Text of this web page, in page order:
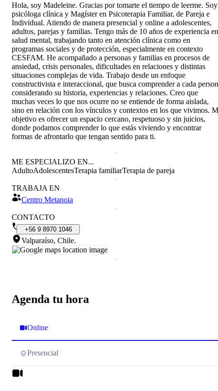
Agenda tu hora
Online
Presencial
Hola, soy Madeleine. Gracias por tomarte el tiempo de leerme. Soy
psicóloga clínica y Magíster en Psicoterapia Familiar, de Pareja e
Individual. Atiendo de manera presencial y online a adolescentes,
adultos, parejas y familias. Tengo más de 10 años de experiencia en
salud mental, trabajando tanto en atención clínica como en
programas sociales y de protección, especialmente en contexto
CESFAM. He acompañado a personas y familias en procesos de
ansiedad, crisis personales, dificultades en relaciones y distintas
situaciones complejas de vida. Trabajo desde un enfoque
constructivista e interaccional, que busca comprender a cada
considerando su historia, experiencias y relaciones. Creo que
muchas veces lo que nos ocurre no se entiende de forma aislada,
sino en relación con los vínculos y contextos en los que vivimos.
objetivo es ofrecer un espacio cercano, respetuoso y sin juicios,
donde podamos comprender lo que estás viviendo y encontrar
formas de afrontarlo que tengan sentido para ti.
ME ESPECIALIZO EN...
AdultoAdolescentesTerapia familiarTerapia de pareja
TRABAJA EN
Centro Metanoia
CONTACTO
+56 9 8970 1046
Valparaíso, Chile.